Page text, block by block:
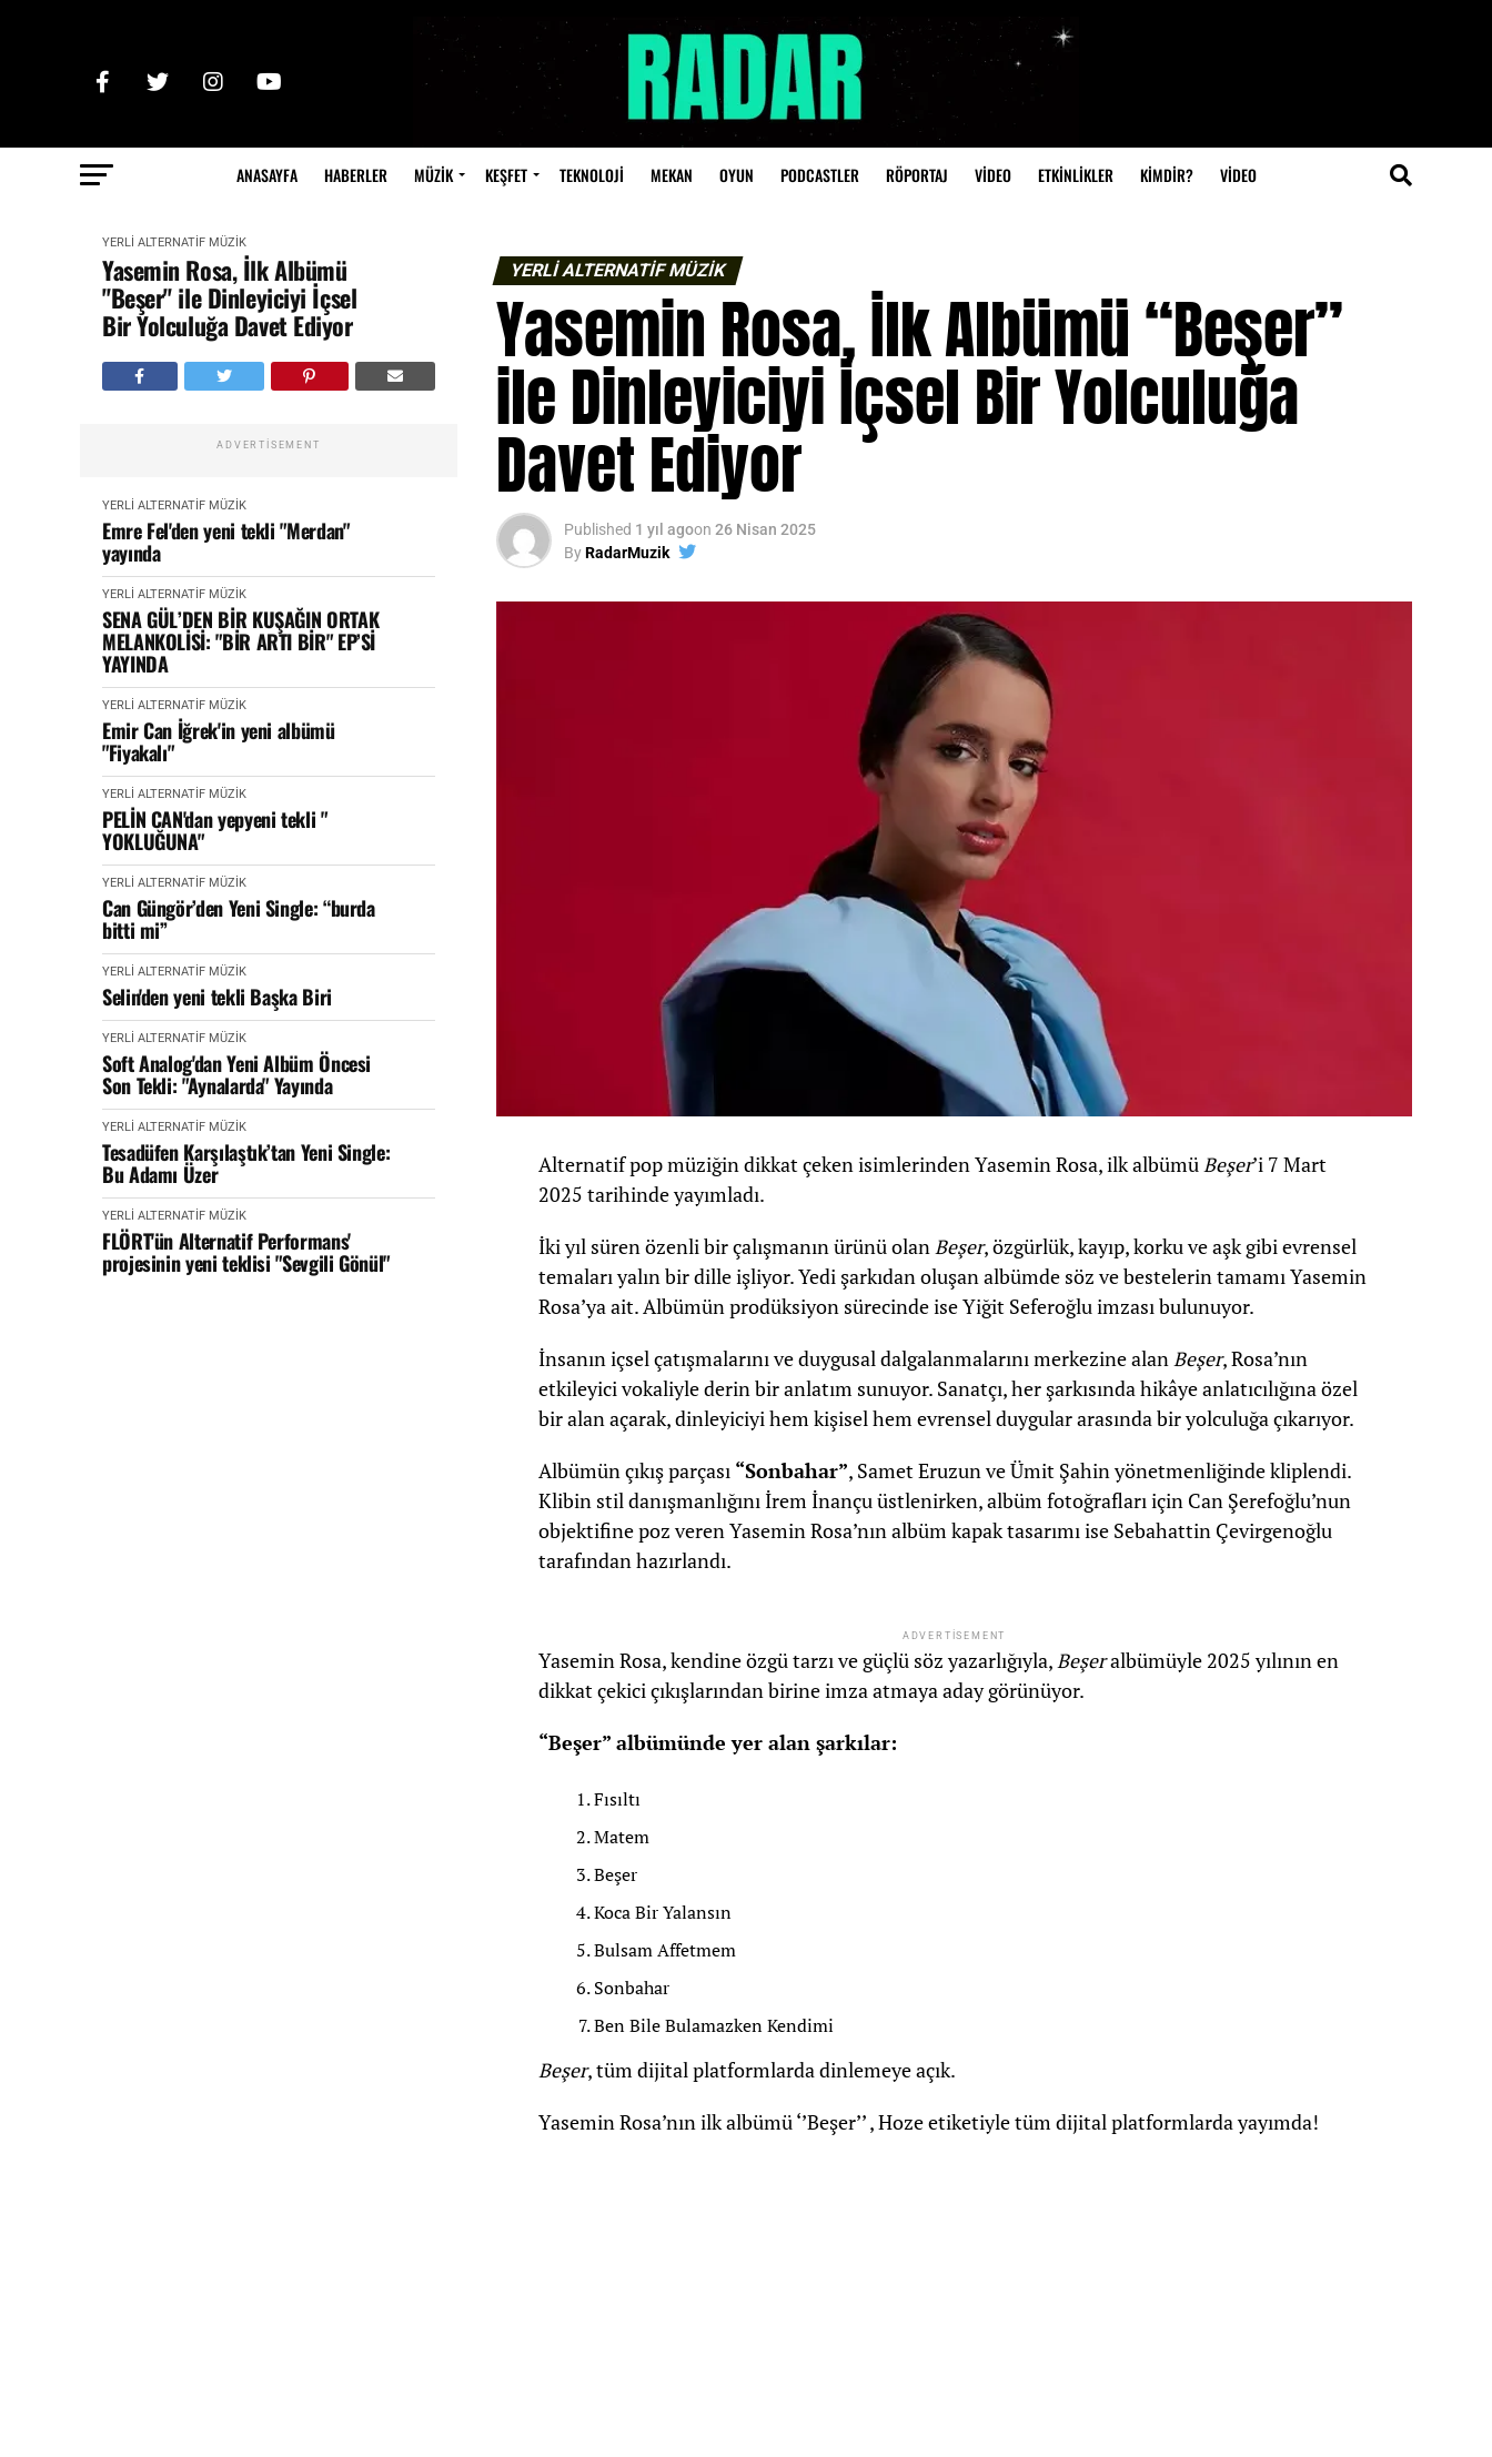
ANASAYFA HABERLER MÜZİK KEŞFET TEKNOLOJİ MEKAN OYUN PODCASTLER RÖPORTAJ VİDEO ETKİNLİKLER KİMDİR? VIDEO
YERLİ ALTERNATİF MÜZİK
Yasemin Rosa, İlk Albümü
"Beşer" ile Dinleyiciyi İçsel
Bir Yolculuğa Davet Ediyor
ADVERTISEMENT
YERLİ ALTERNATİF MÜZİK
Emre Fel'den yeni tekli "Merdan"
yayında
YERLİ ALTERNATİF MÜZİK
SENA GÜL’DEN BİR KUŞAĞIN ORTAK
MELANKOLİSİ: "BİR ARTI BİR" EP’Sİ
YAYINDA
YERLİ ALTERNATİF MÜZİK
Emir Can İğrek'in yeni albümü
"Fiyakalı"
YERLİ ALTERNATİF MÜZİK
PELİN CAN'dan yepyeni tekli "
YOKLUĞUNA"
YERLİ ALTERNATİF MÜZİK
Can Güngör’den Yeni Single: “burda
bitti mi”
YERLİ ALTERNATİF MÜZİK
Selin'den yeni tekli Başka Biri
YERLİ ALTERNATİF MÜZİK
Soft Analog'dan Yeni Albüm Öncesi
Son Tekli: "Aynalarda" Yayında
YERLİ ALTERNATİF MÜZİK
Tesadüfen Karşılaştık’tan Yeni Single:
Bu Adamı Üzer
YERLİ ALTERNATİF MÜZİK
FLÖRT'ün Alternatif Performans'
projesinin yeni teklisi "Sevgili Gönül"
YERLİ ALTERNATİF MÜZİK
Yasemin Rosa, İlk Albümü “Beşer”
ile Dinleyiciyi İçsel Bir Yolculuğa
Davet Ediyor
Published 1 yıl agoon 26 Nisan 2025
ByRadarMuzik
Alternatif pop müziğin dikkat çeken isimlerinden Yasemin Rosa, ilk albümüBeşer’i 7 Mart
2025 tarihinde yayımladı.
İki yıl süren özenli bir çalışmanın ürünü olanBeşer, özgürlük, kayıp, korku ve aşk gibi evrensel
temaları yalın bir dille işliyor. Yedi şarkıdan oluşan albümde söz ve bestelerin tamamı Yasemin
Rosa’ya ait. Albümün prodüksiyon sürecinde ise Yiğit Seferoğlu imzası bulunuyor.
İnsanın içsel çatışmalarını ve duygusal dalgalanmalarını merkezine alanBeşer, Rosa’nın
etkileyici vokaliyle derin bir anlatım sunuyor. Sanatçı, her şarkısında hikâye anlatıcılığına özel
bir alan açarak, dinleyiciyi hem kişisel hem evrensel duygular arasında bir yolculuğa çıkarıyor.
Albümün çıkış parçası “Sonbahar”, Samet Eruzun ve Ümit Şahin yönetmenliğinde kliplendi.
Klibin stil danışmanlığını İrem İnançu üstlenirken, albüm fotoğrafları için Can Şerefoğlu’nun
objektifine poz veren Yasemin Rosa’nın albüm kapak tasarımı ise Sebahattin Çevirgenoğlu
tarafından hazırlandı.
ADVERTISEMENT
Yasemin Rosa, kendine özgü tarzı ve güçlü söz yazarlığıyla,Beşeralbümüyle 2025 yılının en
dikkat çekici çıkışlarından birine imza atmaya aday görünüyor.
“Beşer” albümünde yer alan şarkılar:
Fısıltı
Matem
Beşer
Koca Bir Yalansın
Bulsam Affetmem
Sonbahar
Ben Bile Bulamazken Kendimi
Beşer, tüm dijital platformlarda dinlemeye açık.
Yasemin Rosa’nın ilk albümü ‘’Beşer’’ , Hoze etiketiyle tüm dijital platformlarda yayımda!